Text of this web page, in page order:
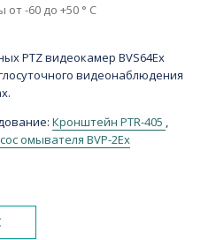
от -60 до +50 ° C
PTZ видеокамер BVS64Ex
видеонаблюдения
Кронштейн PTR-405 ,
омывателя BVP-2Ex